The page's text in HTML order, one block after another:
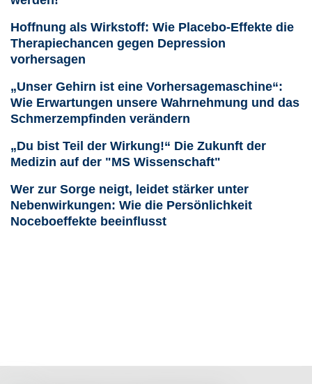
Hoffnung als Wirkstoff: Wie Placebo-Effekte die
Therapiechancen gegen Depression
vorhersagen
„Unser Gehirn ist eine Vorhersagemaschine“:
Wie Erwartungen unsere Wahrnehmung und das
Schmerzempfinden verändern
„Du bist Teil der Wirkung!“ Die Zukunft der
Medizin auf der "MS Wissenschaft"
Wer zur Sorge neigt, leidet stärker unter
Nebenwirkungen: Wie die Persönlichkeit
Noceboeffekte beeinflusst